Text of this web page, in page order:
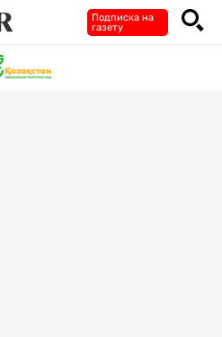
Подписка на
газету